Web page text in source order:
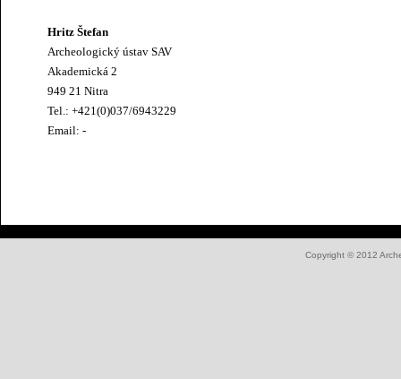
Hritz Štefan
Archeologický ústav SAV
Akademická 2
949 21 Nitra
Tel.: +421(0)037/6943229
Email: -
Copyright © 2012